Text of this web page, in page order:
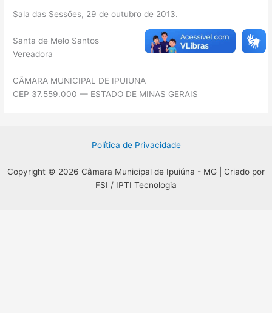
Sala das Sessões, 29 de outubro de 2013.
Santa de Melo Santos
Vereadora
CÂMARA MUNICIPAL DE IPUIUNA
CEP 37.559.000 — ESTADO DE MINAS GERAIS
Política de Privacidade
Copyright © 2026 Câmara Municipal de Ipuiúna - MG | Criado por
FSI / IPTI Tecnologia